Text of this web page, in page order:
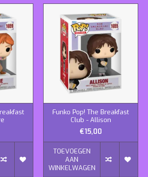
Funko Pop! The Breakfast
Club - Allison
€15,00
TOEVOEGEN
AAN
WINKELWAGEN